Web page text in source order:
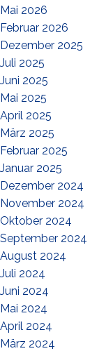
Mai 2026
Februar 2026
Dezember 2025
Juli 2025
Juni 2025
Mai 2025
April 2025
März 2025
Februar 2025
Januar 2025
Dezember 2024
November 2024
Oktober 2024
September 2024
August 2024
Juli 2024
Juni 2024
Mai 2024
April 2024
März 2024